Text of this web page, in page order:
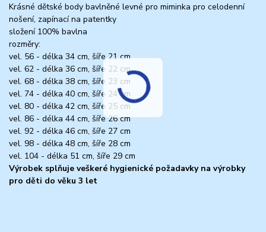
Krásné dětské body bavlněné levné pro miminka pro celodenní
nošení, zapínací na patentky
složení 100% bavlna
rozměry:
vel. 56 - délka 34 cm, šíře 21 cm
vel. 62 - délka 36 cm, šíře 22 cm
vel. 68 - délka 38 cm, šíře 23 cm
vel. 74 - délka 40 cm, šíře 24 cm
vel. 80 - délka 42 cm, šíře 25 cm
vel. 86 - délka 44 cm, šíře 26 cm
vel. 92 - délka 46 cm, šíře 27 cm
vel. 98 - délka 48 cm, šíře 28 cm
vel. 104 - délka 51 cm, šíře 29 cm
Výrobek splňuje veškeré hygienické požadavky na výrobky
pro děti do věku 3 let